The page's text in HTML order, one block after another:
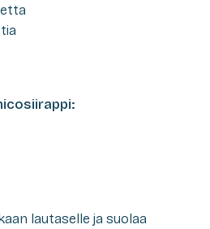
lautaselle ja suolaa